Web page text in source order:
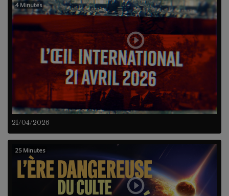
21/04/2026
4 Minutes
25 Minutes